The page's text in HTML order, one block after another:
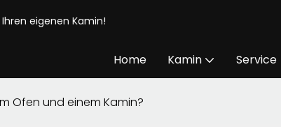
eigenen Kamin!
Home Kamin Service
Ofen und einem Kamin?